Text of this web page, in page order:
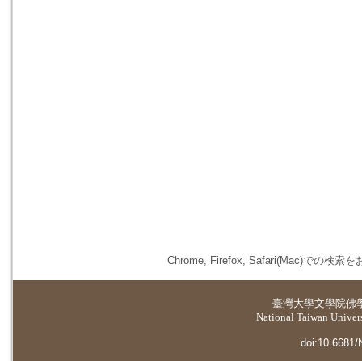
Chrome, Firefox, Safari(Mac)での検索を
臺灣大學文學院佛
National Taiwan
doi:10.6681/